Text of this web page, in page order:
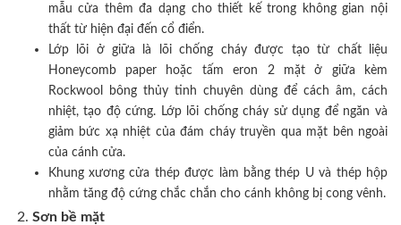
mẫu cửa thêm đa dạng cho thiết kế trong không gian nội
thất từ hiện đại đến cổ điển.
Lớp lõi ở giữa là lõi chống cháy được tạo từ chất liệu
Honeycomb paper hoặc tấm eron 2 mặt ở giữa kèm
Rockwool bông thủy tinh chuyên dùng để cách âm, cách
nhiệt, tạo độ cứng. Lớp lõi chống cháy sử dụng để ngăn và
giảm bức xạ nhiệt của đám cháy truyền qua mặt bên ngoài
của cánh cửa.
Khung xương cửa thép được làm bằng thép U và thép hộp
nhằm tăng độ cứng chắc chắn cho cánh không bị cong vênh.
Sơn bề mặt